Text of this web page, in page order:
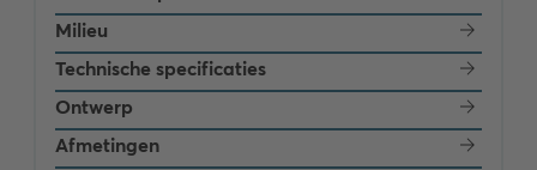
Milieu
Technische specificaties
Ontwerp
Afmetingen